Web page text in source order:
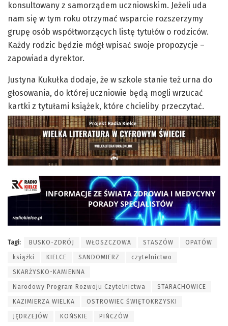
konsultowany z samorządem uczniowskim. Jeżeli uda
nam się w tym roku otrzymać wsparcie rozszerzymy
grupę osób współtworzących listę tytułów o rodziców.
Każdy rodzic będzie mógł wpisać swoje propozycje –
zapowiada dyrektor.
Justyna Kukułka dodaje, że w szkole stanie też urna do
głosowania, do której uczniowie będą mogli wrzucać
kartki z tytułami książek, które chcieliby przeczytać.
Tagi: BUSKO-ZDRÓJ WŁOSZCZOWA STASZÓW OPATÓW
książki KIELCE SANDOMIERZ czytelnictwo
SKARŻYSKO-KAMIENNA
Narodowy Program Rozwoju Czytelnictwa STARACHOWICE
KAZIMIERZA WIELKA OSTROWIEC ŚWIĘTOKRZYSKI
JĘDRZEJÓW KOŃSKIE PIŃCZÓW